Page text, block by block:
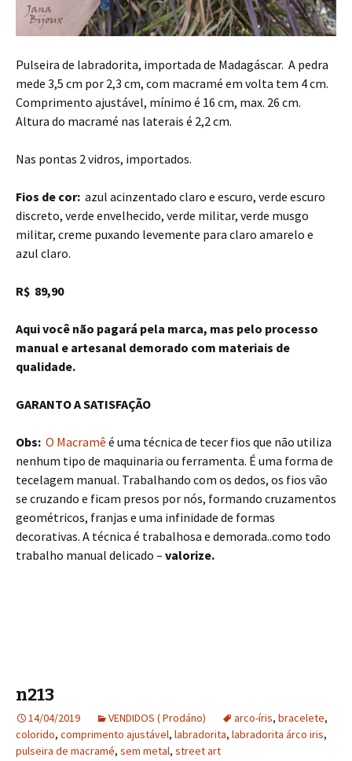
Pulseira de labradorita, importada de Madagáscar. A pedra
mede 3,5 cm por 2,3 cm, com macramé em volta tem 4 cm.
Comprimento ajustável, mínimo é 16 cm, max. 26 cm.
Altura do macramé nas laterais é 2,2 cm.
Nas pontas 2 vidros, importados.
Fios de cor: azul acinzentado claro e escuro, verde escuro
discreto, verde envelhecido, verde militar, verde musgo
militar, creme puxando levemente para claro amarelo e
azul claro.
R$ 89,90
Aqui você não pagará pela marca, mas pelo processo
manual e artesanal demorado com materiais de
qualidade.
GARANTO A SATISFAÇÃO
Obs: O Macramê é uma técnica de tecer fios que não utiliza
nenhum tipo de maquinaria ou ferramenta. É uma forma de
tecelagem manual. Trabalhando com os dedos, os fios vão
se cruzando e ficam presos por nós, formando cruzamentos
geométricos, franjas e uma infinidade de formas
decorativas. A técnica é trabalhosa e demorada..como todo
trabalho manual delicado – valorize.
n213
14/04/2019 VENDIDOS ( Prodáno) arco-íris, bracelete,
colorido, comprimento ajustável, labradorita, labradorita árco iris,
pulseira de macramé, sem metal, street art